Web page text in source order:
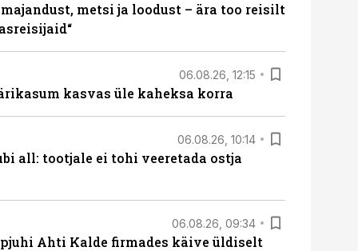
metsi ja loodust – ära too reisilt
06.08.26, 12:15
kasvas üle kaheksa korra
06.08.26, 10:14
all: tootjale ei tohi veeretada ostja
06.08.26, 09:34
Ahti Kalde firmades käive üldiselt